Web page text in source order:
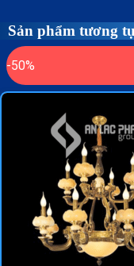
Sản phẩm tương
-50%